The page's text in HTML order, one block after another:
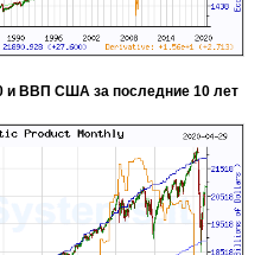
и ВВП США за последние 10 лет